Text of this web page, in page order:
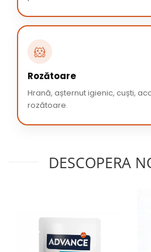
🐹
Rozătoare
Hrană, așternut igienic, cuști,
rozătoare.
DESCOPERA